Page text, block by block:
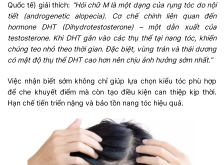
Quốc tế) giải thích: “Hói chữ M là một dạng của rụng tóc do nội
tiết (androgenetic alopecia). Cơ chế chính liên quan đến
hormone DHT (Dihydrotestosterone) – một dẫn xuất của
testosterone. Khi DHT gắn vào các thụ thể tại nang tóc, khiến
chúng teo nhỏ theo thời gian. Đặc biệt, vùng trán và thái dương
có mật độ thụ thể DHT cao hơn nên chịu ảnh hưởng sớm nhất.”
Việc nhận biết sớm không chỉ giúp lựa chọn kiểu tóc phù hợp
để che khuyết điểm mà còn tạo điều kiện can thiệp kịp thời.
Hạn chế tiến triển nặng và bảo tồn nang tóc hiệu quả.